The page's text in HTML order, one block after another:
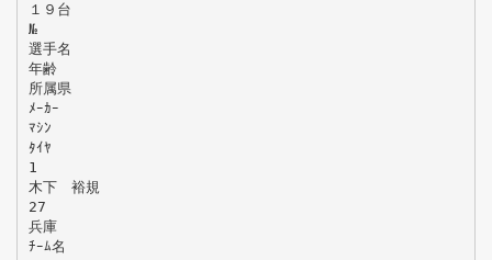
１９台
№
選手名
年齢
所属県
ﾒｰｶｰ
ﾏｼﾝ
ﾀｲﾔ
1
木下 裕規
27
兵庫
ﾁｰﾑ名